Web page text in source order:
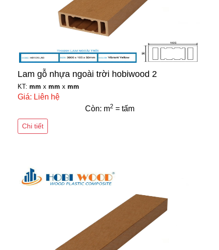
Lam gỗ nhựa ngoài trời hobiwood 2
KT: mm x mm x mm
Giá: Liên hệ
Còn: m2 = tấm
Chi tiết